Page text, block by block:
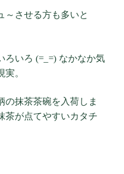
～させる方も多いと
ろいろ (=_=) なかなか気
。
の抹茶茶碗を入荷しま
茶が点てやすいカタチ